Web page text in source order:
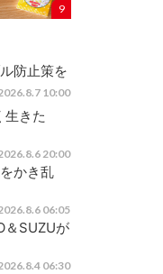
9
防止策を
10:00
生きた
20:00
かき乱
06:05
＆SUZUが
06:30